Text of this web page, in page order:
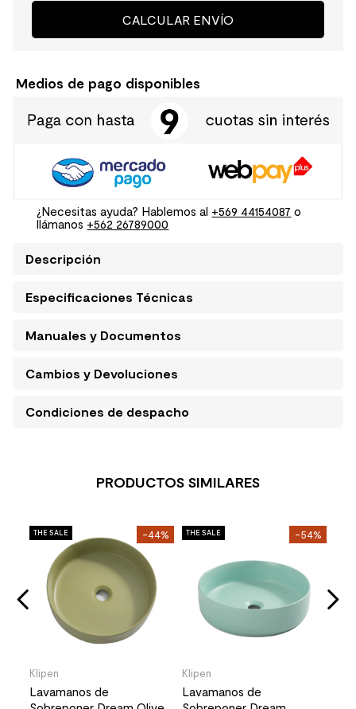
CALCULAR ENVÍO
Medios de pago disponibles
¿Necesitas ayuda? Hablemos al +569 44154087 o
llámanos +562 26789000
Descripción
Especificaciones Técnicas
Manuales y Documentos
Cambios y Devoluciones
Condiciones de despacho
PRODUCTOS SIMILARES
THE SALE -44%
Klipen
Lavamanos de
THE SALE -54%
Klipen
Lavamanos de